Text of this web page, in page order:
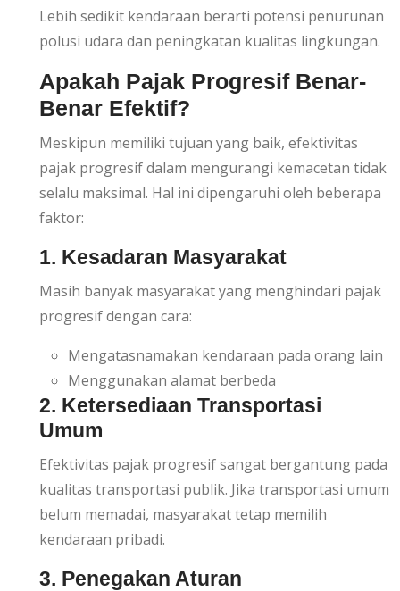
Lebih sedikit kendaraan berarti potensi penurunan
polusi udara dan peningkatan kualitas lingkungan.
Apakah Pajak Progresif Benar-
Benar Efektif?
Meskipun memiliki tujuan yang baik, efektivitas
pajak progresif dalam mengurangi kemacetan tidak
selalu maksimal. Hal ini dipengaruhi oleh beberapa
faktor:
1. Kesadaran Masyarakat
Masih banyak masyarakat yang menghindari pajak
progresif dengan cara:
Mengatasnamakan kendaraan pada orang lain
Menggunakan alamat berbeda
2. Ketersediaan Transportasi
Umum
Efektivitas pajak progresif sangat bergantung pada
kualitas transportasi publik. Jika transportasi umum
belum memadai, masyarakat tetap memilih
kendaraan pribadi.
3. Penegakan Aturan